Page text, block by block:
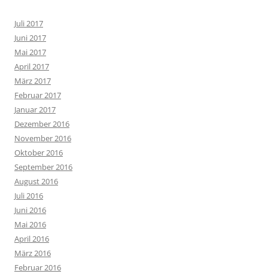
Juli 2017
Juni 2017
Mai 2017
April 2017
März 2017
Februar 2017
Januar 2017
Dezember 2016
November 2016
Oktober 2016
September 2016
August 2016
Juli 2016
Juni 2016
Mai 2016
April 2016
März 2016
Februar 2016